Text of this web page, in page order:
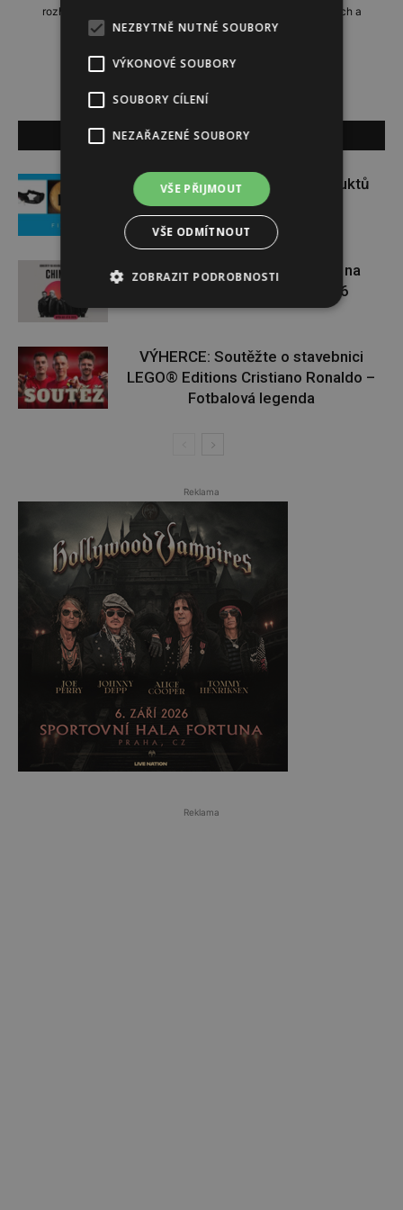
rozhovory, domácí i zahraniční reportáže, příběhy zajímavých a
neobyčejných lidí.
SOUVISEJÍCÍ ČLÁNKY
Soutěž o set praktických produktů
značky FIXED
VÝHERCI: Vyhrajte vstupenky na
Chinaski Open Air Léto 2026
VÝHERCE: Soutěžte o stavebnici
LEGO® Editions Cristiano Ronaldo –
Fotbalová legenda
Reklama
Reklama
NEZBYTNĚ NUTNÉ SOUBORY
VÝKONOVÉ SOUBORY
SOUBORY CÍLENÍ
NEZAŘAZENÉ SOUBORY
VŠE PŘIJMOUT
VŠE ODMÍTNOUT
ZOBRAZIT PODROBNOSTI